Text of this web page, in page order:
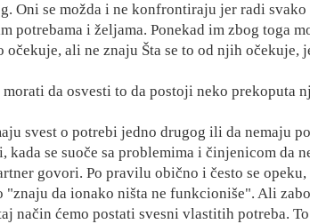
Oni se možda i ne konfrontiraju jer radi svako
i željama. Ponekad im zbog toga
očekuje, ali ne znaju Šta se to od njih očekuje,
da osvesti to da postoji neko prekoputa
svest o potrebi jedno drugog ili da nemaju
se suoče sa problemima i činjenicom da
govori. Po pravilu obično i često se opeku,
"znaju da ionako ništa ne funkcioniše". Ali
način ćemo postati svesni vlastitih potreba.